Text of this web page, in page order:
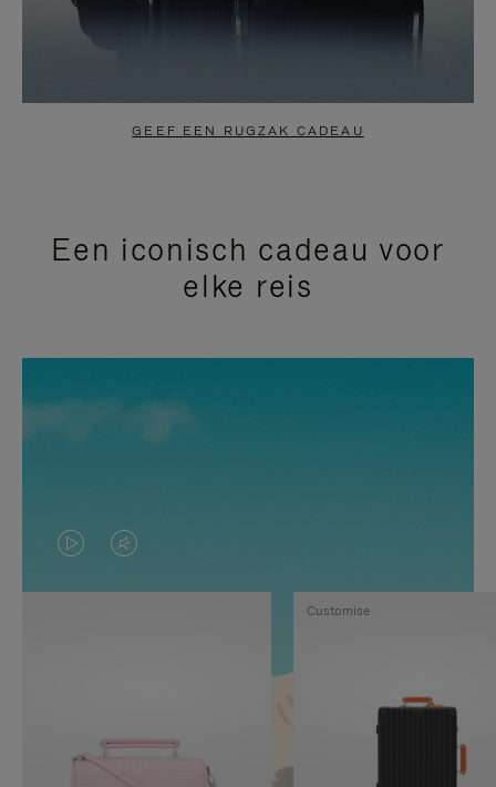
GEEF EEN RUGZAK CADEAU
Een iconisch cadeau voor
elke reis
VIDEO
IS
GEPAUZEERD,
OP
HET
GELUID
Customise